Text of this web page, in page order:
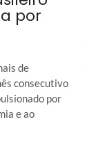
por
de
consecutivo
por
e ao